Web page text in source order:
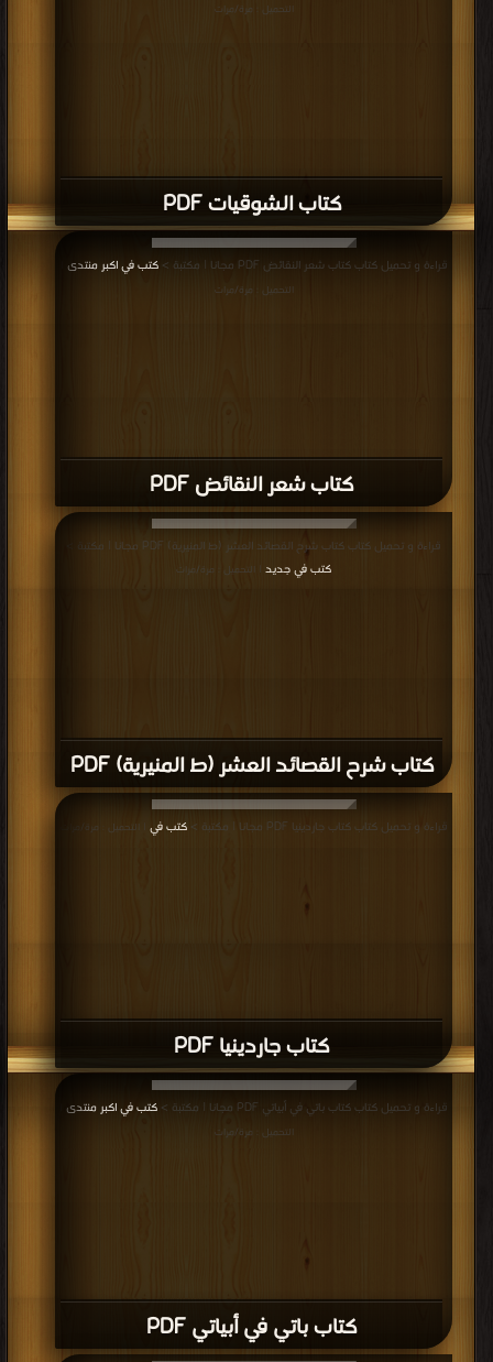
كتاب الشوقيات PDF
التحميل : مرة/مرات
كتاب شعر النقائض PDF
قراءة و تحميل كتاب كتاب شعر النقائض PDF مجانا | مكتبة > كتب في اكبر منتدى
التحميل : مرة/مرات
كتاب شرح القصائد العشر (ط المنيرية) PDF
قراءة و تحميل كتاب كتاب شرح القصائد العشر (ط المنيرية) PDF مجانا | مكتبة >
كتب في جديد | التحميل : مرة/مرات
كتاب جاردينيا PDF
قراءة و تحميل كتاب كتاب جاردينيا PDF مجانا | مكتبة > كتب في | التحميل : مرة/مرات
كتاب باتي في أبياتي PDF
قراءة و تحميل كتاب كتاب باتي في أبياتي PDF مجانا | مكتبة > كتب في اكبر منتدى
التحميل : مرة/مرات